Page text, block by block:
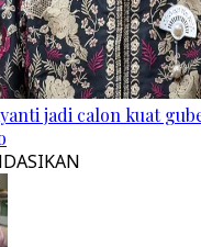
jadi calon kuat